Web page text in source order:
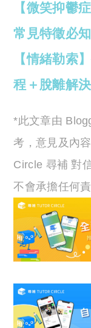
【微笑抑鬱
常見特徵必知
【情緒勒索
程＋脫離解
*此文章由
考，意見及內
Circle 尋補 對
不會承擔任何責